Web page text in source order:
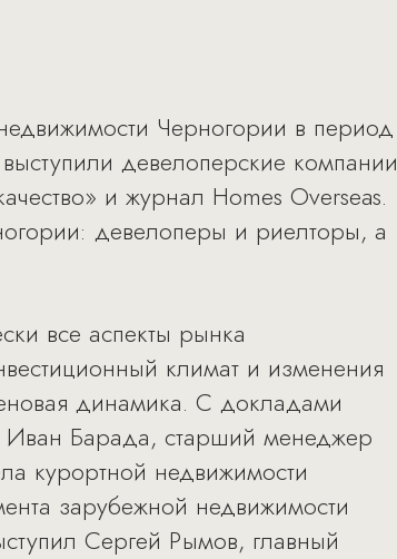
Черногории в период
девелоперские компании
и журнал Homes Overseas.
девелоперы и риелторы, а
все аспекты рынка
климат и изменения
динамика. С докладами
Иван Барада, старший менеджер
курортной недвижимости
зарубежной недвижимости
Сергей Рымов, главный